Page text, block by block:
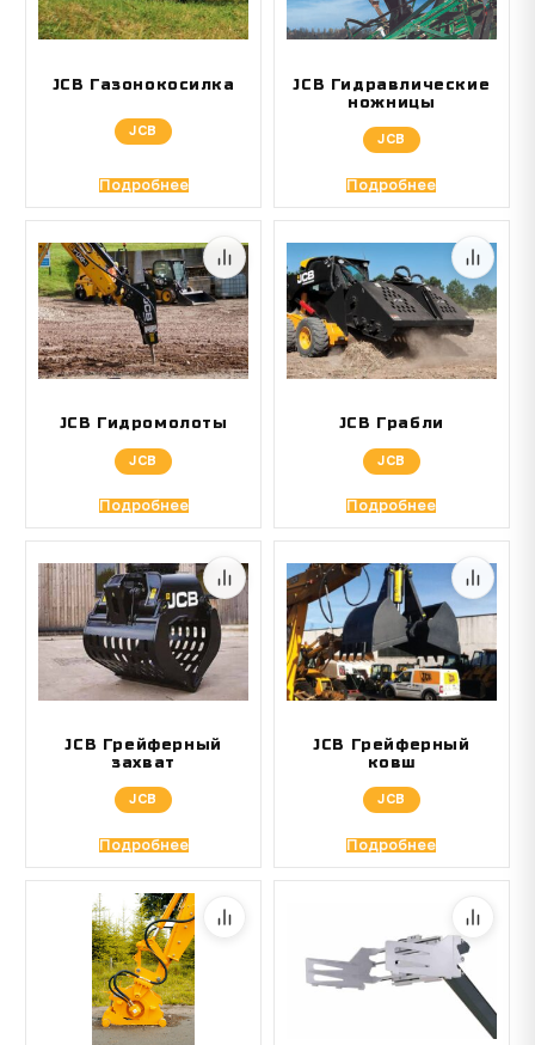
JCB Газонокосилка
JCB
Подробнее
JCB Гидравлические
ножницы
JCB
Подробнее
JCB Гидромолоты
JCB
Подробнее
JCB Грабли
JCB
Подробнее
JCB Грейферный
захват
JCB
Подробнее
JCB Грейферный
ковш
JCB
Подробнее